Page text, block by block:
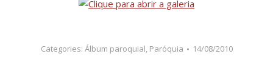
Categories: Álbum paroquial, Paróquia 14/08/2010